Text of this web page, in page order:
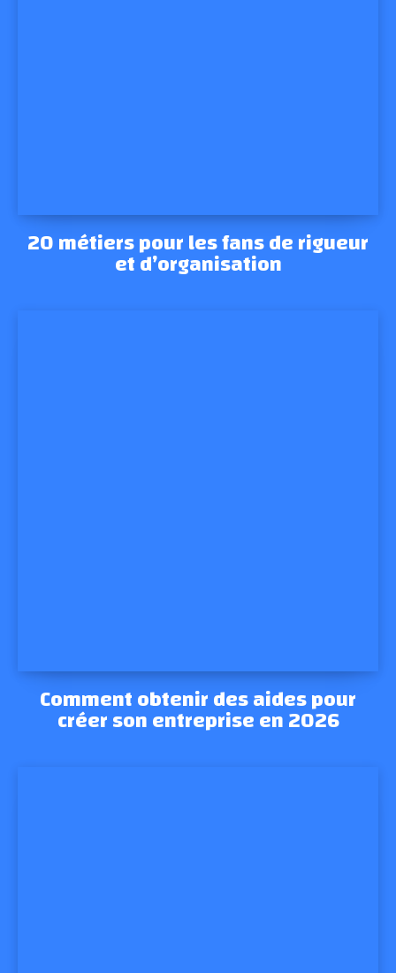
20 métiers pour les fans de rigueur
et d’organisation
Comment obtenir des aides pour
créer son entreprise en 2026